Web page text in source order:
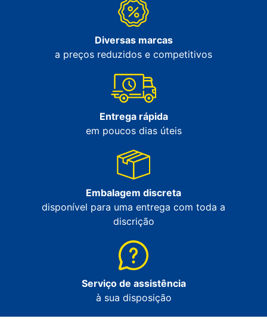
Diversas marcas
a preços reduzidos e competitivos
Entrega rápida
em poucos dias úteis
Embalagem discreta
disponível para uma entrega com toda a
discrição
Serviço de assistência
à sua disposição